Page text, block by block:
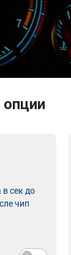
сек до
чип